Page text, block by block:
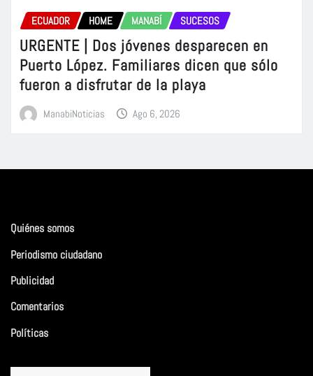
ECUADOR HOME MANABÍ SUCESOS
URGENTE | Dos jóvenes desparecen en
Puerto López. Familiares dicen que sólo
fueron a disfrutar de la playa
ManabiNoticias Ago 6, 2026
Quiénes somos
Periodismo ciudadano
Publicidad
Comentarios
Políticas